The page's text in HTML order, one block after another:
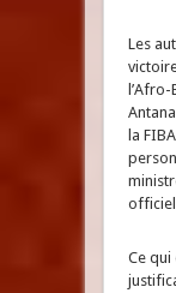
Les
la
Ce qui